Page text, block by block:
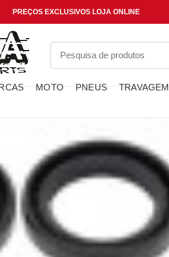
PREÇOS EXCLUSIVOS LOJA ONLINE
MOTO PNEUS TRAVAGEM